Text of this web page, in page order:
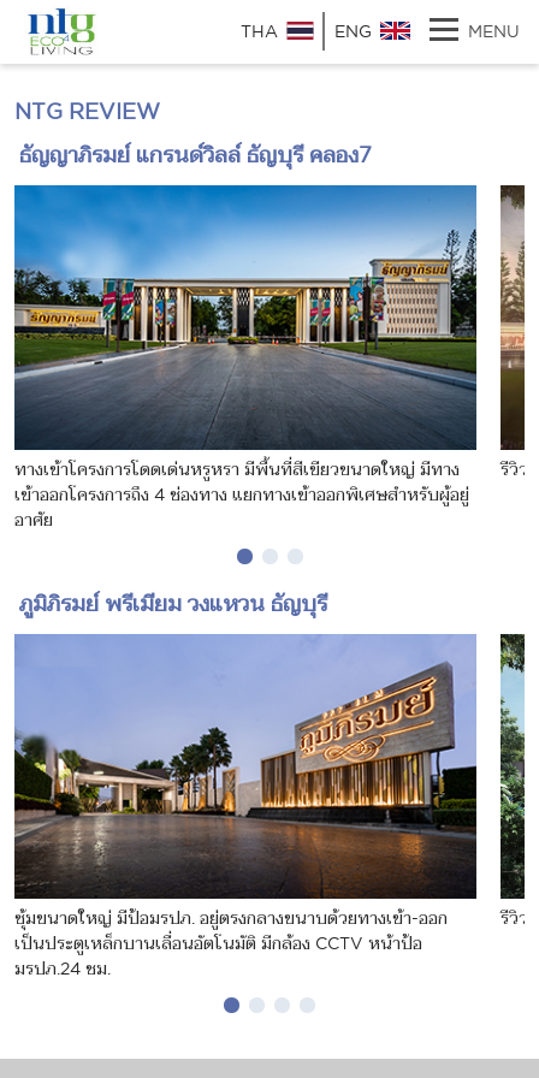
THA ENG MENU
NTG REVIEW
ธัญญาภิรมย์ แกรนด์วิลล์ ธัญบุรี คลอง7
ทางเข้าโครงการโดดเด่นหรูหรา มีพื้นที่สีเขียวขนาดใหญ่ มีทาง
เข้าออกโครงการถึง 4 ช่องทาง แยกทางเข้าออกพิเศษสำหรับผู้อยู่
อาศัย
รีวิว
ภูมิภิรมย์ พรีเมียม วงแหวน ธัญบุรี
ซุ้มขนาดใหญ่ มีป้อมรปภ. อยู่ตรงกลางขนาบด้วยทางเข้า-ออก
เป็นประตูเหล็กบานเลื่อนอัตโนมัติ มีกล้อง CCTV หน้าป้อ
มรปภ.24 ชม.
รีวิว